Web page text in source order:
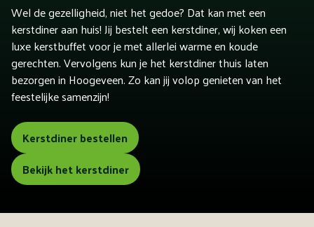
Wel de gezelligheid, niet het gedoe? Dat kan met een
kerstdiner aan huis! Jij bestelt een kerstdiner, wij koken een
luxe kerstbuffet voor je met allerlei warme en koude
gerechten. Vervolgens kun je het kerstdiner thuis laten
bezorgen in Hoogeveen. Zo kan jij volop genieten van het
feestelijke samenzijn!
Kerstdiner bestellen
Bekijk het kerstdiner